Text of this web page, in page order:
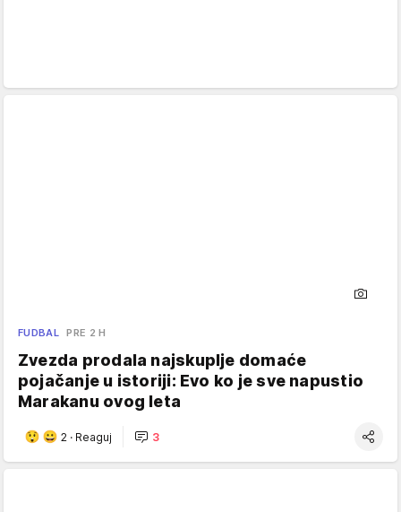
FUDBAL PRE 2 H
Zvezda prodala najskuplje domaće
pojačanje u istoriji: Evo ko je sve napustio
Marakanu ovog leta
2 · Reaguj 3